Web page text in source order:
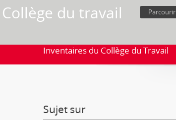
Collège du travail Parcourir
Inventaires du Collège du Travail
Sujet sur